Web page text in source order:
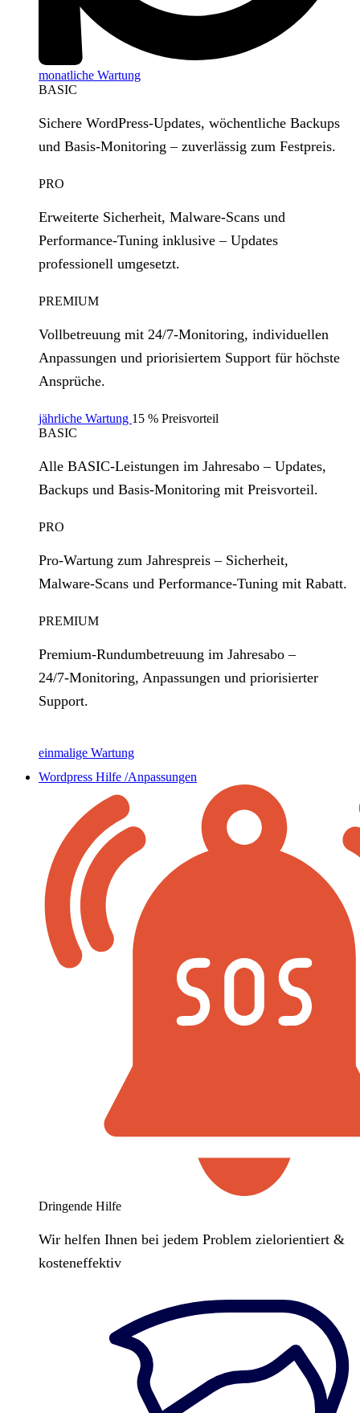
monatliche Wartung
BASIC
Sichere WordPress‑Updates, wöchentliche Backups
und Basis‑Monitoring – zuverlässig zum Festpreis.
PRO
Erweiterte Sicherheit, Malware‑Scans und
Performance‑Tuning inklusive – Updates
professionell umgesetzt.
PREMIUM
Vollbetreuung mit 24/7‑Monitoring, individuellen
Anpassungen und priorisiertem Support für höchste
Ansprüche.
jährliche Wartung 15 % Preisvorteil
BASIC
Alle BASIC‑Leistungen im Jahresabo – Updates,
Backups und Basis‑Monitoring mit Preisvorteil.
PRO
Pro‑Wartung zum Jahrespreis – Sicherheit,
Malware‑Scans und Performance‑Tuning mit Rabatt.
PREMIUM
Premium‑Rundumbetreuung im Jahresabo –
24/7‑Monitoring, Anpassungen und priorisierter
Support.
einmalige Wartung
Wordpress Hilfe /Anpassungen
Dringende Hilfe
Wir helfen Ihnen bei jedem Problem zielorientiert &
kosteneffektiv